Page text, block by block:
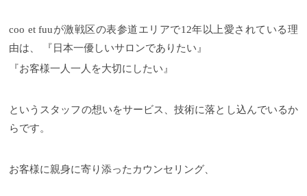
coo et fuuが激戦区の表参道エリアで12年以上愛されている理
由は、 『日本一優しいサロンでありたい』
『お客様一人一人を大切にしたい』
というスタッフの想いをサービス、技術に落とし込んでいるか
らです。
お客様に親身に寄り添ったカウンセリング、